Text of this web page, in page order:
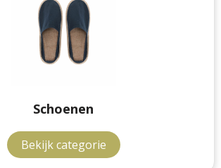
Schoenen
Bekijk categorie